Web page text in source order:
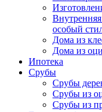
особый
Дома из
Дома из
Ипотека
Срубы
Срубы
Срубы из
Срубы из